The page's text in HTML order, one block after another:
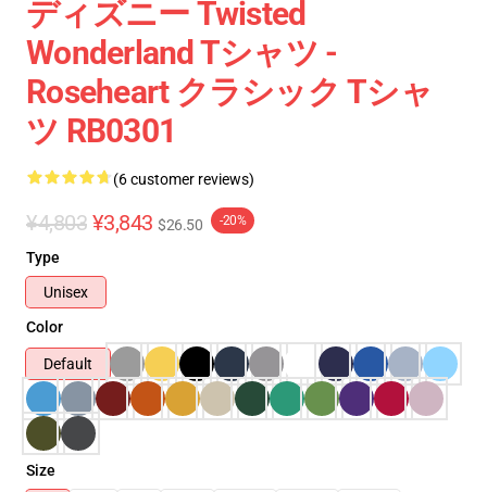
ディズニー Twisted
Wonderland Tシャツ -
Roseheart クラシック Tシャ
ツ RB0301
(6 customer reviews)
¥4,803 ¥3,843 $26.50 -20%
Type
Unisex
Color
Default
Size